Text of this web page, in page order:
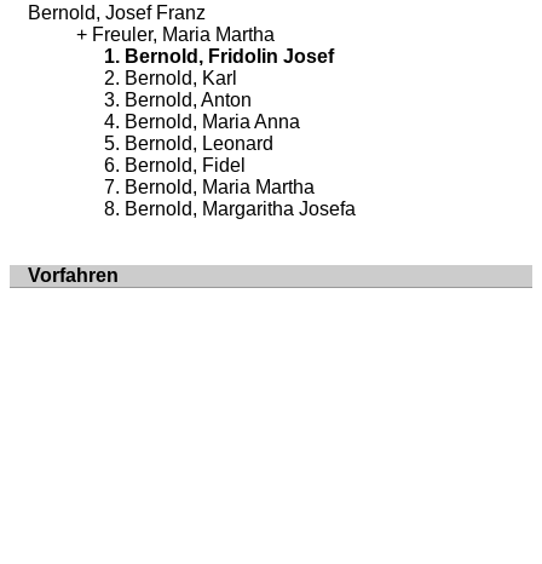
Bernold, Josef Franz
Freuler, Maria Martha
Bernold, Fridolin Josef
Bernold, Karl
Bernold, Anton
Bernold, Maria Anna
Bernold, Leonard
Bernold, Fidel
Bernold, Maria Martha
Bernold, Margaritha Josefa
Vorfahren